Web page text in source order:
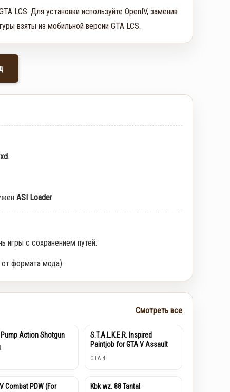
LCS. Для установки используйте OpenIV, заменив
взяты из мобильной версии GTA LCS.
.
ASI Loader.
игры с сохранением путей.
формата мода).
Смотреть все
Pump Action Shotgun
S.T.A.L.K.E.R. Inspired
Paintjob for GTA V Assault
GTA 4
Combat PDW (For
Kbk wz. 88 Tantal